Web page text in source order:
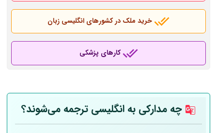
خرید ملک در کشورهای انگلیسی زبان
کارهای پزشکی
چه مدارکی به انگلیسی ترجمه می‌شوند؟